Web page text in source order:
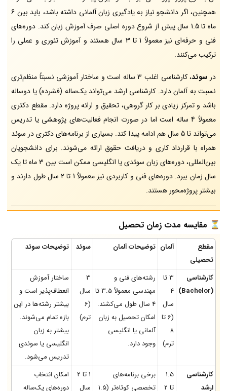
همچنین، اگر دانشجو نیاز به یادگیری زبان آلمانی داشته باشد، باید بین 6
ماه تا 1.5 سال پیش از شروع دوره اصلی صرف آموزش زبان کند. دوره‌های
فنی و حرفه‌ای نیز معمولاً 1 تا 3 سال هستند و آموزش تئوری و عملی را
ترکیب می‌کنند.
در سوئد
، کارشناسی اغلب 3 ساله است و ساختار آموزشی نسبتاً منظم‌تری
نسبت به آلمان دارد. کارشناسی ارشد می‌تواند یک‌ساله (فشرده) یا دوساله
باشد و تمرکز زیادی بر کار گروهی، تحقیق و ارائه پروژه دارد. مقطع دکتری
معمولاً 4 ساله است اما در صورت انجام فعالیت‌های پژوهشی یا تدریس
می‌تواند تا 5 سال هم ادامه پیدا کند. بسیاری از برنامه‌های دکتری در سوئد
همراه با قرارداد کاری و دریافت حقوق ارائه می‌شوند. برای دانشجویان
بین‌المللی، دوره‌های زبان سوئدی یا انگلیسی ممکن است بین 3 ماه تا یک
سال زمان ببرد. دوره‌های فنی و کاربردی نیز معمولاً 1 تا 2 سال طول دارند و
بیشتر پروژه‌محور هستند.
⏳ مقایسه مدت زمان تحصیل
مقطع
تحصیلی
آلمان توضیحات آلمان سوئد توضیحات سوئد
کارشناسی
(Bachelor)
3 تا
4
سال
(6 تا
8
ترم)
رشته‌های فنی و
مهندسی معمولاً 3.5 تا
4 سال طول می‌کشند.
امکان تحصیل به زبان
آلمانی یا انگلیسی
وجود دارد.
3
سال
(6
ترم)
ساختار آموزش
انعطاف‌پذیر است و
بیشتر رشته‌ها در این
بازه تمام می‌شوند.
بیشتر به زبان
انگلیسی یا سوئدی
تدریس می‌شود.
کارشناسی
ارشد
1.5
تا 2
برخی برنامه‌های
تخصصی کوتاه‌تر (1.5
1 تا 2
سال
امکان انتخاب
دوره‌های یک‌ساله